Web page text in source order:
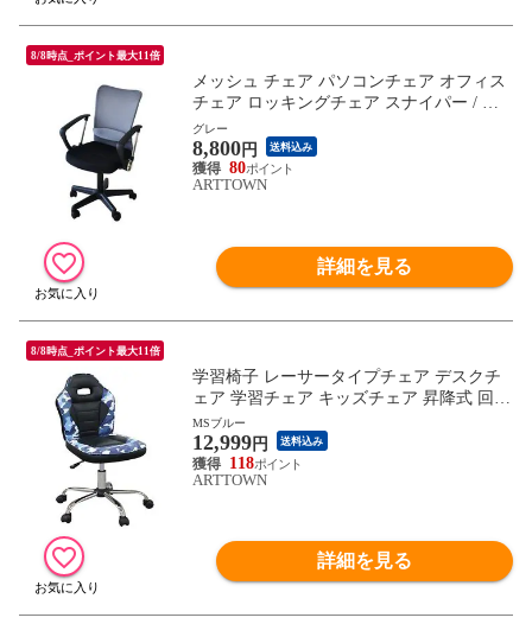
8/8時点_ポイント最大11倍
メッシュ チェア パソコンチェア オフィス
チェア ロッキングチェア スナイパー / グ
レー / -ART
グレー
8,800円 送料込み
80
ARTTOWN
詳細を見る
8/8時点_ポイント最大11倍
学習椅子 レーサータイプチェア デスクチ
ェア 学習チェア キッズチェア 昇降式 回転
学習いす 子供用 勉強いす チェア チェアー
子供部屋 スパイダー2 / MSブルー / -ART
MSブルー
12,999円 送料込み
118
ARTTOWN
詳細を見る